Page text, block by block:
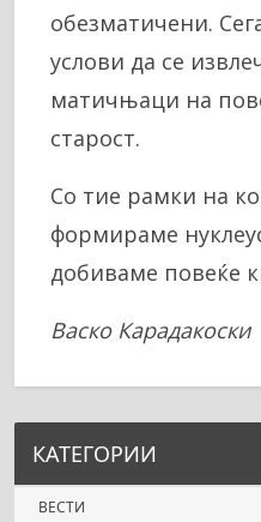
обезматичени.
услови да се
матичњаци на
старост.
Со тие рамки на
формираме
добиваме повеќе
Васко Карадакоски
КАТЕГОРИИ
ВЕСТИ